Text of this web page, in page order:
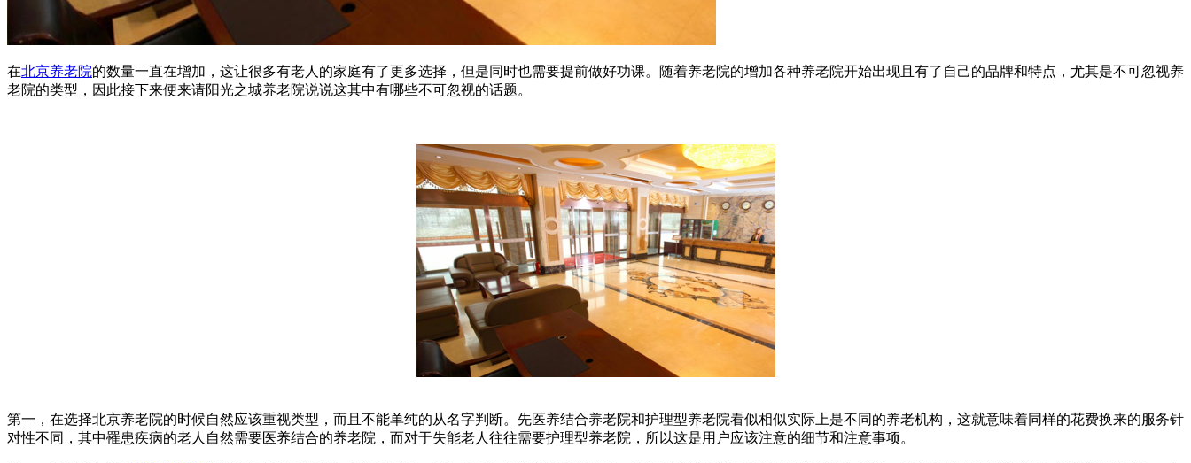
在北京养老院的数量一直在增加，这让很多有老人的家庭有了更多选择，但是同时也需要提前做好功课。随着养老院的增加各种养老院开始出现且有了自己的品牌和特点，尤其是不可忽视养
老院的类型，因此接下来便来请阳光之城养老院说说这其中有哪些不可忽视的话题。
第一，在选择北京养老院的时候自然应该重视类型，而且不能单纯的从名字判断。先医养结合养老院和护理型养老院看似相似实际上是不同的养老机构，这就意味着同样的花费换来的服务针
对性不同，其中罹患疾病的老人自然需要医养结合的养老院，而对于失能老人往往需要护理型养老院，所以这是用户应该注意的细节和注意事项。